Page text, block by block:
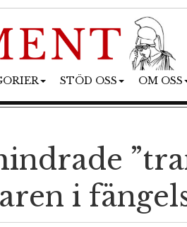
STÖD OSS OM OSS
i